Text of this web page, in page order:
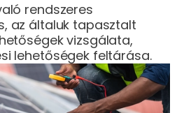
rendszeres
az általuk tapasztalt
vizsgálata,
lehetőségek feltárása.